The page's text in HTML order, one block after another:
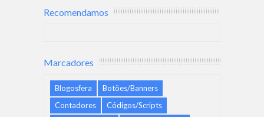
Recomendamos
Marcadores
Blogosfera
Botões/Banners
Contadores
Códigos/Scripts